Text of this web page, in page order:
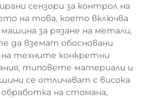
сензори за контрол на
на това, което включва
за рязане на метали,
да вземат обосновани
на техните конкретни
типовете материали и
се отличават с висока
на стомана,